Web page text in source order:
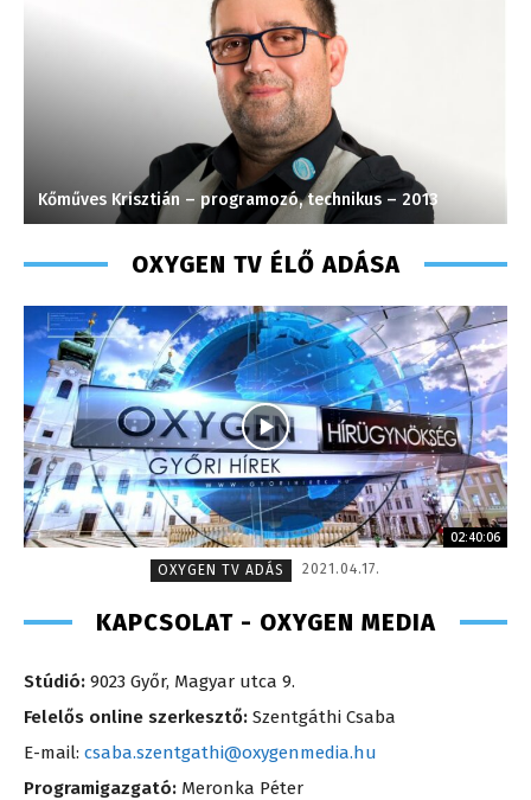
Kőműves Krisztián – programozó, technikus – 2013
OXYGEN TV ÉLŐ ADÁSA
02:40:06
OXYGEN TV ADÁS
2021.04.17.
KAPCSOLAT - OXYGEN MEDIA
Stúdió: 9023 Győr, Magyar utca 9.
Felelős online szerkesztő: Szentgáthi Csaba
E-mail: csaba.szentgathi@oxygenmedia.hu
Programigazgató: Meronka Péter